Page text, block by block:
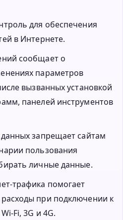
для обеспечения
в Интернете.
сообщает о
параметров
вызванных установкой
панелей инструментов
запрещает сайтам
пользования
личные данные.
трафика помогает
при подключении к
Fi, 3G и 4G.